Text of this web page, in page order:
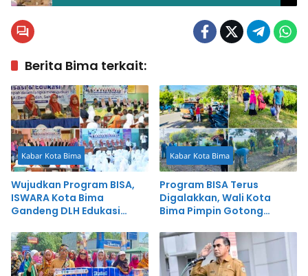
Berita Bima terkait:
Kabar Kota Bima
Wujudkan Program BISA,
ISWARA Kota Bima
Gandeng DLH Edukasi
Non Organik
Kabar Kota Bima
Program BISA Terus
Digalakkan, Wali Kota
Bima Pimpin Gotong